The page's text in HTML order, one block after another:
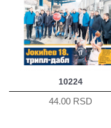
10224
44.00 RSD